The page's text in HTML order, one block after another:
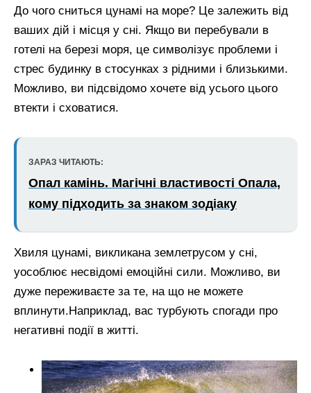
До чого сниться цунамі на море? Це залежить від
ваших дій і місця у сні. Якщо ви перебували в
готелі на березі моря, це символізує проблеми і
стрес будинку в стосунках з рідними і близькими.
Можливо, ви підсвідомо хочете від усього цього
втекти і сховатися.
ЗАРАЗ ЧИТАЮТЬ:
Опал камінь. Магічні властивості Опала,
кому підходить за знаком зодіаку
Хвиля цунамі, викликана землетрусом у сні,
уособлює несвідомі емоційні сили. Можливо, ви
дуже переживаєте за те, на що не можете
вплинути.Наприклад, вас турбують спогади про
негативні події в житті.